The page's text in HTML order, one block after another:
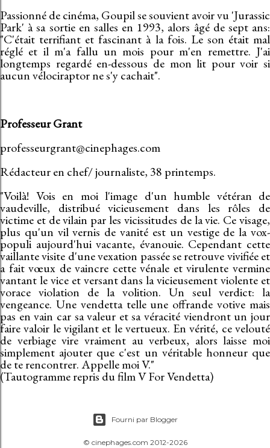
Passionné de cinéma, Goupil se souvient avoir vu 'Jurassic
Park' à sa sortie en salles en 1993, alors âgé de sept ans:
"C'était terrifiant et fascinant à la fois. Le son était mal
réglé et il m'a fallu un mois pour m'en remettre. J'ai
longtemps regardé en-dessous de mon lit pour voir si
aucun vélociraptor ne s'y cachait".
Professeur Grant
professeurgrant@cinephages.com
Rédacteur en chef/ journaliste, 38 printemps.
"Voilà! Vois en moi l'image d'un humble vétéran de
vaudeville, distribué vicieusement dans les rôles de
victime et de vilain par les vicissitudes de la vie. Ce visage,
plus qu'un vil vernis de vanité est un vestige de la vox-
populi aujourd'hui vacante, évanouie. Cependant cette
vaillante visite d'une vexation passée se retrouve vivifiée et
a fait vœux de vaincre cette vénale et virulente vermine
vantant le vice et versant dans la vicieusement violente et
vorace violation de la volition. Un seul verdict: la
vengeance. Une vendetta telle une offrande votive mais
pas en vain car sa valeur et sa véracité viendront un jour
faire valoir le vigilant et le vertueux. En vérité, ce velouté
de verbiage vire vraiment au verbeux, alors laisse moi
simplement ajouter que c'est un véritable honneur que
de te rencontrer. Appelle moi V."
(Tautogramme repris du film V For Vendetta)
Fourni par Blogger
© cinephages.com 2012-2026